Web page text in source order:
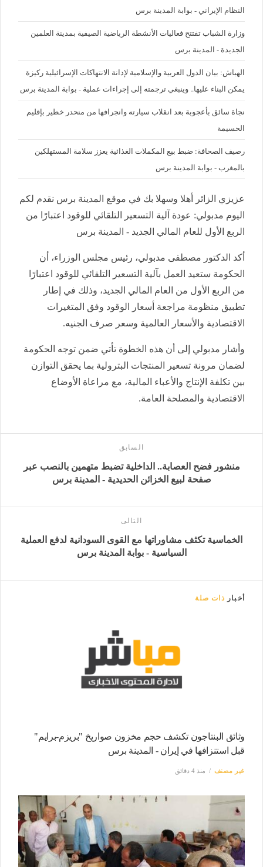
النظام الإيراني - بوابة المدينة برس
وزارة الشباب تفتتح فعاليات الأنشطة الرياضية الصيفية بمدينة العلمين
الجديدة - المدينة برس
الهباش: بيان الدول العربية والإسلامية لإدانة الانتهاكات الإسرائيلية ركيزة
يمكن البناء عليها.. وينبغي ترجمته إلى إجراءات عملية - بوابة المدينة برس
نجاة سائق بأعجوبة بعد انقلاب سيارته وانجرافها من منحدر خطير بإقليم
الحسيمة
رصيف الصحافة: ضبط بيع المكملات الغذائية يعزز سلامة المستهلكين
بالمغرب - بوابة المدينة برس
عزيزي الزائر أهلا وسهلا بك في موقع المدينة برس نقدم لكم
اليوم مدبولي: عودة آلية التسعير التلقائي للوقود اعتبارًا من
الربع الأول للعام المالي الجديد - المدينة برس
أكد الدكتور مصطفى مدبولي، رئيس مجلس الوزراء، أن
الحكومة ستعيد العمل بآلية التسعير التلقائي للوقود اعتبارًا
من الربع الأول من العام المالي الجديد، وذلك في إطار
تطبيق منظومة مراجعة أسعار الوقود وفق المتغيرات
الاقتصادية والأسعار العالمية وسعر صرف الجنيه.
وأشار مدبولي إلى أن هذه الخطوة تأتي ضمن توجه الحكومة
لضمان مرونة تسعير المنتجات البترولية بما يحقق التوازن
بين تكلفة الإنتاج والأعباء المالية، مع مراعاة الأوضاع
الاقتصادية والمصلحة العامة.
السابق
منشور فضح العصابة.. الداخلية تضبط متهمين بالنصب عبر
صفحة لبيع الخزائن الحديدية - المدينة برس
التالى
الخماسية تكثف مشاوراتها مع القوى السودانية لدفع العملية
السياسية - بوابة المدينة برس
أخبار ذات صلة
وثائق البنتاجون تكشف حجم مخزون صواريخ "بريزم-برايم"
قبل استنزافها في إيران - المدينة برس
غير مصنف منذ 4 دقائق